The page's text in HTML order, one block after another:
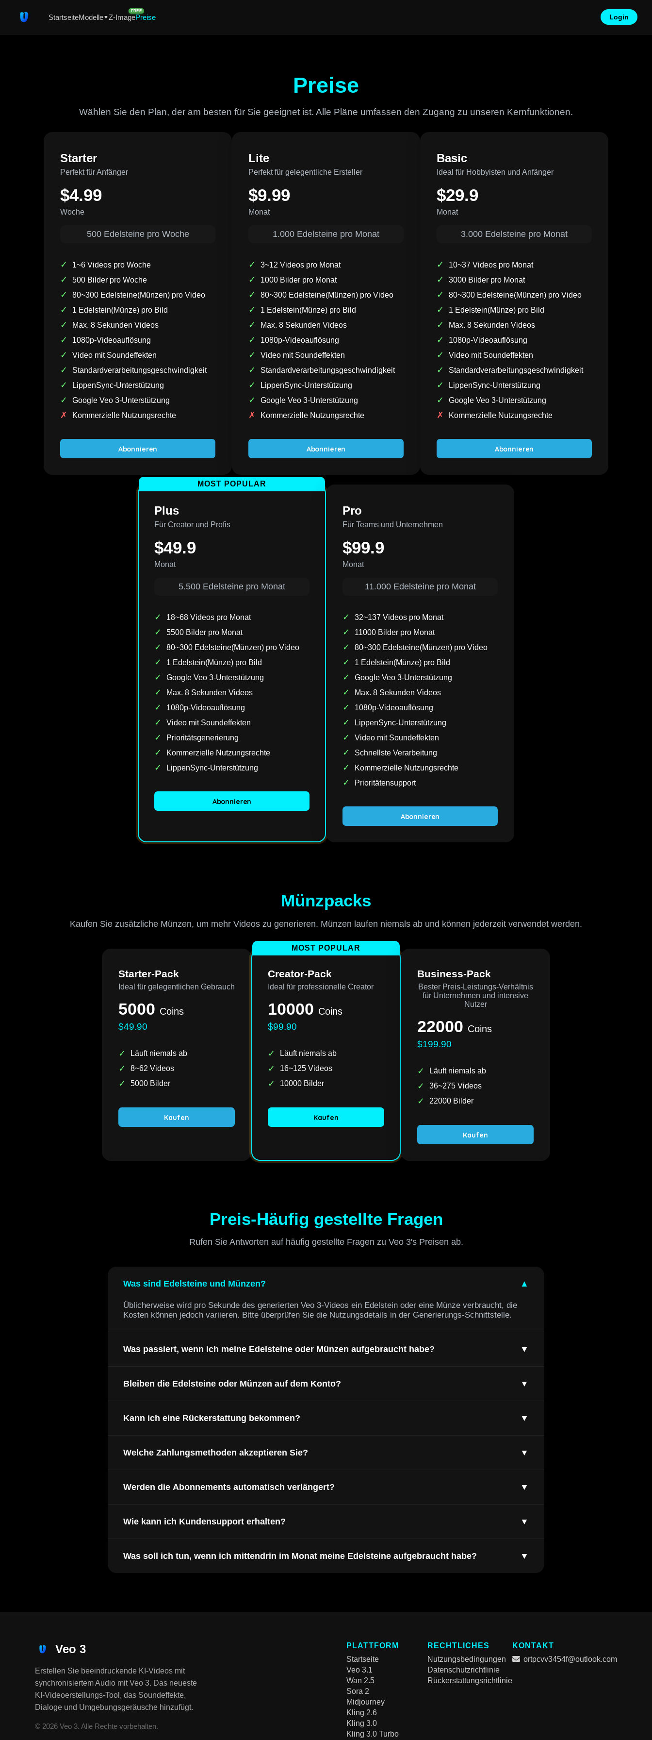
StartseiteModelle▼Z-Image
FREE
Preise Login
Preise
Wählen Sie den Plan, der am besten für Sie geeignet ist. Alle Pläne umfassen den Zugang zu unseren Kernfunktionen.
Starter
Perfekt für Anfänger
$4.99
Woche
500 Edelsteine pro Woche
✓ 1~6 Videos pro Woche
✓ 500 Bilder pro Woche
✓ 80~300 Edelsteine(Münzen) pro Video
✓ 1 Edelstein(Münze) pro Bild
✓ Max. 8 Sekunden Videos
✓ 1080p-Videoauflösung
✓ Video mit Soundeffekten
✓ Standardverarbeitungsgeschwindigkeit
✓ LippenSync-Unterstützung
✓ Google Veo 3-Unterstützung
✗ Kommerzielle Nutzungsrechte
Abonnieren
Lite
Perfekt für gelegentliche Ersteller
$9.99
Monat
1.000 Edelsteine pro Monat
✓ 3~12 Videos pro Monat
✓ 1000 Bilder pro Monat
✓ 80~300 Edelsteine(Münzen) pro Video
✓ 1 Edelstein(Münze) pro Bild
✓ Max. 8 Sekunden Videos
✓ 1080p-Videoauflösung
✓ Video mit Soundeffekten
✓ Standardverarbeitungsgeschwindigkeit
✓ LippenSync-Unterstützung
✓ Google Veo 3-Unterstützung
✗ Kommerzielle Nutzungsrechte
Abonnieren
Basic
Ideal für Hobbyisten und Anfänger
$29.9
Monat
3.000 Edelsteine pro Monat
✓ 10~37 Videos pro Monat
✓ 3000 Bilder pro Monat
✓ 80~300 Edelsteine(Münzen) pro Video
✓ 1 Edelstein(Münze) pro Bild
✓ Max. 8 Sekunden Videos
✓ 1080p-Videoauflösung
✓ Video mit Soundeffekten
✓ Standardverarbeitungsgeschwindigkeit
✓ LippenSync-Unterstützung
✓ Google Veo 3-Unterstützung
✗ Kommerzielle Nutzungsrechte
Abonnieren
MOST POPULAR
Plus
Für Creator und Profis
$49.9
Monat
5.500 Edelsteine pro Monat
✓ 18~68 Videos pro Monat
✓ 5500 Bilder pro Monat
✓ 80~300 Edelsteine(Münzen) pro Video
✓ 1 Edelstein(Münze) pro Bild
✓ Google Veo 3-Unterstützung
✓ Max. 8 Sekunden Videos
✓ 1080p-Videoauflösung
✓ Video mit Soundeffekten
✓ Prioritätsgenerierung
✓ Kommerzielle Nutzungsrechte
✓ LippenSync-Unterstützung
Abonnieren
Pro
Für Teams und Unternehmen
$99.9
Monat
11.000 Edelsteine pro Monat
✓ 32~137 Videos pro Monat
✓ 11000 Bilder pro Monat
✓ 80~300 Edelsteine(Münzen) pro Video
✓ 1 Edelstein(Münze) pro Bild
✓ Google Veo 3-Unterstützung
✓ Max. 8 Sekunden Videos
✓ 1080p-Videoauflösung
✓ LippenSync-Unterstützung
✓ Video mit Soundeffekten
✓ Schnellste Verarbeitung
✓ Kommerzielle Nutzungsrechte
✓ Prioritätensupport
Abonnieren
Münzpacks
Kaufen Sie zusätzliche Münzen, um mehr Videos zu generieren. Münzen laufen niemals ab und können jederzeit verwendet werden.
Starter-Pack
Ideal für gelegentlichen Gebrauch
5000 Coins
$49.90
✓ Läuft niemals ab
✓ 8~62 Videos
✓ 5000 Bilder
Kaufen
MOST POPULAR
Creator-Pack
Ideal für professionelle Creator
10000 Coins
$99.90
✓ Läuft niemals ab
✓ 16~125 Videos
✓ 10000 Bilder
Kaufen
Business-Pack
Bester Preis-Leistungs-Verhältnis
für Unternehmen und intensive
Nutzer
22000 Coins
$199.90
✓ Läuft niemals ab
✓ 36~275 Videos
✓ 22000 Bilder
Kaufen
Preis-Häufig gestellte Fragen
Rufen Sie Antworten auf häufig gestellte Fragen zu Veo 3's Preisen ab.
Was sind Edelsteine und Münzen? ▲
Üblicherweise wird pro Sekunde des generierten Veo 3-Videos ein Edelstein oder eine Münze verbraucht, die
Kosten können jedoch variieren. Bitte überprüfen Sie die Nutzungsdetails in der Generierungs-Schnittstelle.
Was passiert, wenn ich meine Edelsteine oder Münzen aufgebraucht habe? ▼
Bleiben die Edelsteine oder Münzen auf dem Konto? ▼
Kann ich eine Rückerstattung bekommen? ▼
Welche Zahlungsmethoden akzeptieren Sie? ▼
Werden die Abonnements automatisch verlängert? ▼
Wie kann ich Kundensupport erhalten? ▼
Was soll ich tun, wenn ich mittendrin im Monat meine Edelsteine aufgebraucht habe? ▼
Veo 3
Erstellen Sie beeindruckende KI-Videos mit
synchronisiertem Audio mit Veo 3. Das neueste
KI-Videoerstellungs-Tool, das Soundeffekte,
Dialoge und Umgebungsgeräusche hinzufügt.
© 2026 Veo 3. Alle Rechte vorbehalten.
PLATTFORM
Startseite
Veo 3.1
Wan 2.5
Sora 2
Midjourney
Kling 2.6
Kling 3.0
Kling 3.0 Turbo
RECHTLICHES
Nutzungsbedingungen
Datenschutzrichtlinie
Rückerstattungsrichtlinie
KONTAKT
ortpcvv3454f@outlook.com